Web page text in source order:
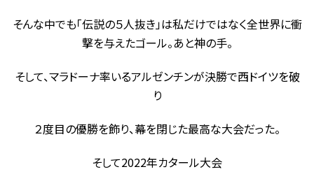
そんな中でも「伝説の５人抜き」は私だけではなく全世界に衝
撃を与えたゴール。あと神の手。
そして、マラドーナ率いるアルゼンチンが決勝で西ドイツを破
り
２度目の優勝を飾り、幕を閉じた最高な大会だった。
そして2022年カタール大会